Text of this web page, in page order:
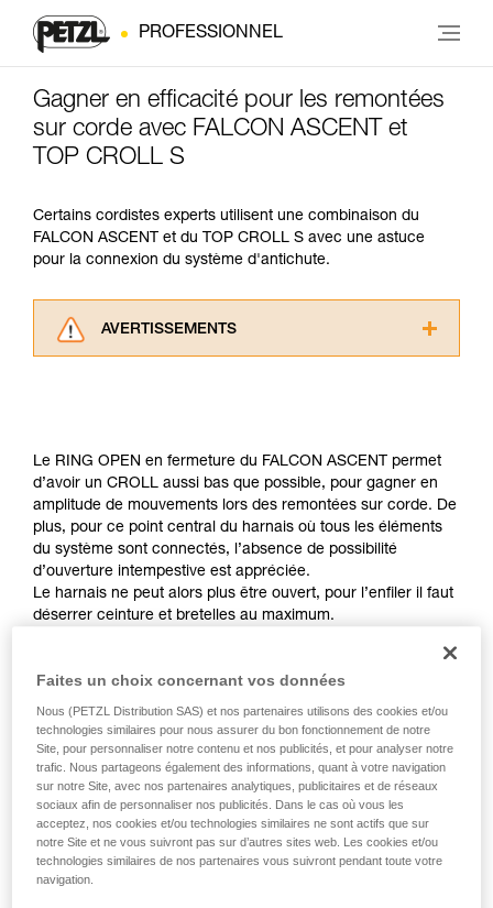
PROFESSIONNEL
Gagner en efficacité pour les remontées
sur corde avec FALCON ASCENT et
TOP CROLL S
Certains cordistes experts utilisent une combinaison du
FALCON ASCENT et du TOP CROLL S avec une astuce
pour la connexion du système d'antichute.
AVERTISSEMENTS
pouvoir comprendre ce complément
d’informations.
Maîtriser ces techniques nécessite une
formation et un entraînement spécifique. Validez
avec un professionnel votre capacité à refaire
la manipulation, seul, en toute sécurité, avant
de la reproduire en autonomie.
Nous donnons des exemples de techniques
Le RING OPEN en fermeture du FALCON ASCENT permet
d’avoir un CROLL aussi bas que possible, pour gagner en
amplitude de mouvements lors des remontées sur corde. De
plus, pour ce point central du harnais où tous les éléments
du système sont connectés, l’absence de possibilité
d’ouverture intempestive est appréciée.
Le harnais ne peut alors plus être ouvert, pour l’enfiler il faut
déserrer ceinture et bretelles au maximum.
Faites un choix concernant vos données
Nous (PETZL Distribution SAS) et nos partenaires utilisons des cookies et/ou
technologies similaires pour nous assurer du bon fonctionnement de notre
Site, pour personnaliser notre contenu et nos publicités, et pour analyser notre
trafic. Nous partageons également des informations, quant à votre navigation
sur notre Site, avec nos partenaires analytiques, publicitaires et de réseaux
sociaux afin de personnaliser nos publicités. Dans le cas où vous les
acceptez, nos cookies et/ou technologies similaires ne sont actifs que sur
notre Site et ne vous suivront pas sur d’autres sites web. Les cookies et/ou
technologies similaires de nos partenaires vous suivront pendant toute votre
navigation.